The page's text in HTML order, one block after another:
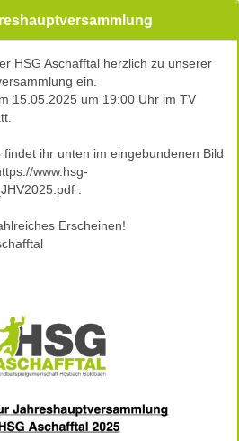
HSG Aschafftal herzlich zu unserer
ein.
15.05.2025 um 19:00 Uhr im TV
ihr unten im eingebundenen Bild
www.hsg-
Erscheinen!